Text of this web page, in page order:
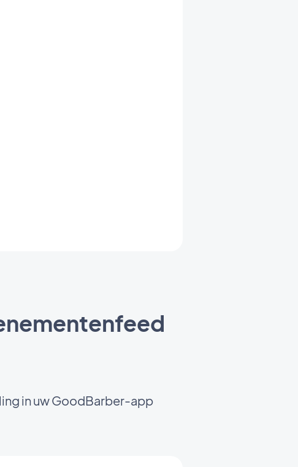
in uw GoodBarber-app